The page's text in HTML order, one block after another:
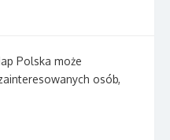
Polska może
osób,